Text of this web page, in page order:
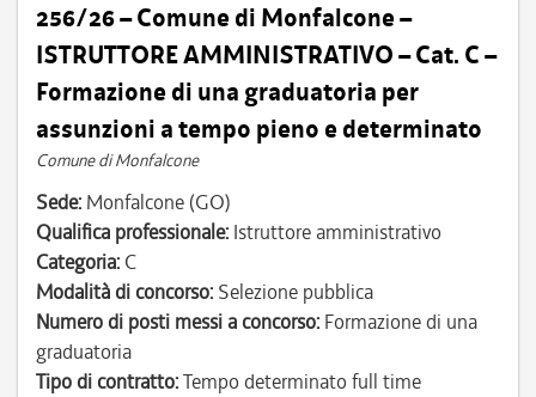
256/26 – Comune di Monfalcone –
ISTRUTTORE AMMINISTRATIVO – Cat. C –
Formazione di una graduatoria per
assunzioni a tempo pieno e determinato
Comune di Monfalcone
Sede: Monfalcone (GO)
Qualifica professionale: Istruttore amministrativo
Categoria: C
Modalità di concorso: Selezione pubblica
Numero di posti messi a concorso: Formazione di una
graduatoria
Tipo di contratto:Tempo determinato full time